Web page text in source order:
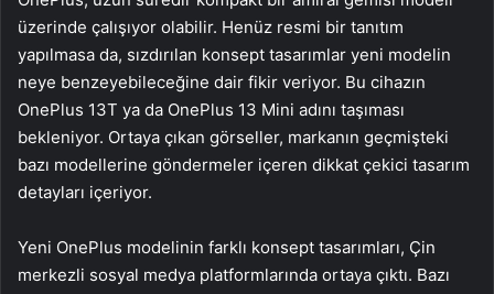
üzerinde çalışıyor olabilir. Henüz resmi bir tanıtım
yapılmasa da, sızdırılan konsept tasarımlar yeni modelin
neye benzeyebileceğine dair fikir veriyor. Bu cihazın
OnePlus 13T ya da OnePlus 13 Mini adını taşıması
bekleniyor. Ortaya çıkan görseller, markanın geçmişteki
bazı modellerine göndermeler içeren dikkat çekici tasarım
detayları içeriyor.
Yeni OnePlus modelinin farklı konsept tasarımları, Çin
merkezli sosyal medya platformlarında ortaya çıktı. Bazı